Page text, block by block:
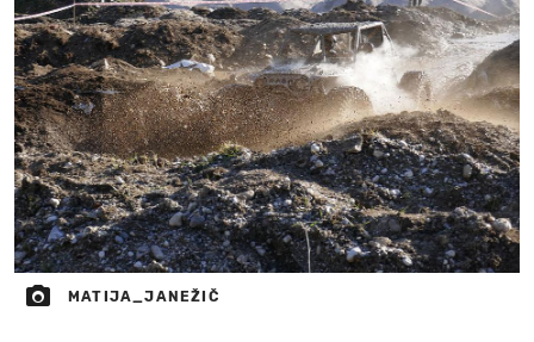
MATIJA_JANEŽIČ